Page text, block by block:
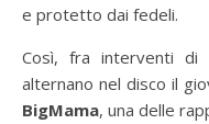
e protetto dai fedeli.
Così, fra interventi
alternano nel disco il
BigMama, una delle